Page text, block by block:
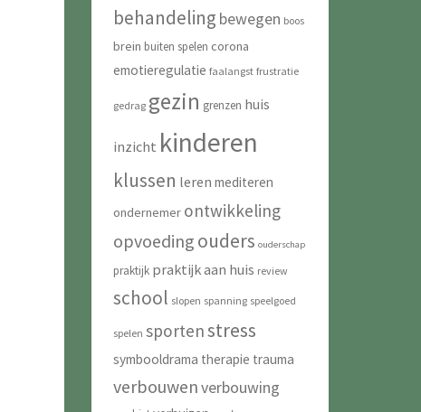
behandeling bewegen boos
brein buiten spelen corona
emotieregulatie faalangst frustratie
gedrag gezin grenzen huis
inzicht kinderen
klussen leren mediteren
ondernemer ontwikkeling
opvoeding ouders ouderschap
praktijk praktijk aan huis review
school slopen spanning speelgoed
spelen sportenstress
symbooldrama therapie trauma
verbouwenverbouwing